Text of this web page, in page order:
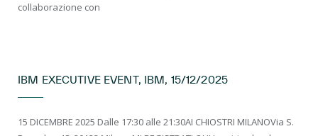
collaborazione con
IBM EXECUTIVE EVENT, IBM, 15/12/2025
15 DICEMBRE 2025 Dalle 17:30 alle 21:30AI CHIOSTRI MILANOVia S.